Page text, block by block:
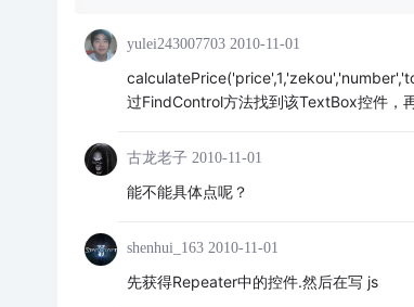
yulei243007703 2010-11-01
过FindControl方法找到该TextBox控件，
古龙老子 2010-11-01
能不能具体点呢？
shenhui_163 2010-11-01
先获得Repeater中的控件.然后在写 js